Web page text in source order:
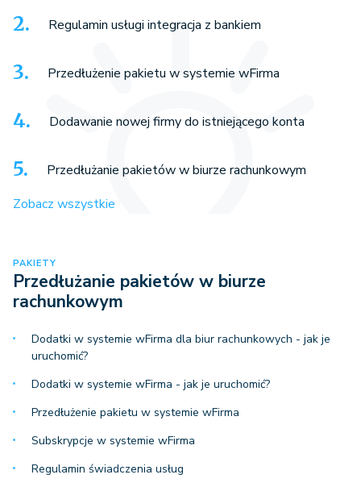
Regulamin usługi integracja z bankiem
Przedłużenie pakietu w systemie wFirma
Dodawanie nowej firmy do istniejącego konta
Przedłużanie pakietów w biurze rachunkowym
Zobacz wszystkie
PAKIETY
Przedłużanie pakietów w biurze
rachunkowym
Dodatki w systemie wFirma dla biur rachunkowych - jak je
uruchomić?
Dodatki w systemie wFirma - jak je uruchomić?
Przedłużenie pakietu w systemie wFirma
Subskrypcje w systemie wFirma
Regulamin świadczenia usług